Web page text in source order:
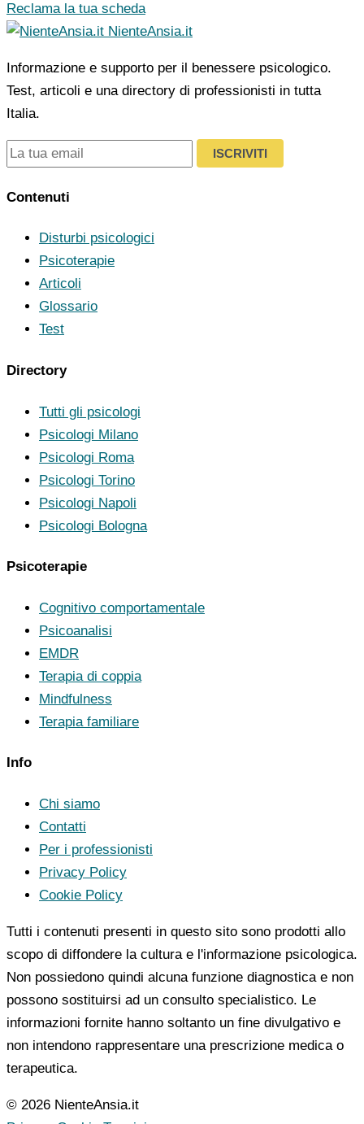
Reclama la tua scheda
NienteAnsia.it
Informazione e supporto per il benessere psicologico.
Test, articoli e una directory di professionisti in tutta
Italia.
ISCRIVITI
Contenuti
Disturbi psicologici
Psicoterapie
Articoli
Glossario
Test
Directory
Tutti gli psicologi
Psicologi Milano
Psicologi Roma
Psicologi Torino
Psicologi Napoli
Psicologi Bologna
Psicoterapie
Cognitivo comportamentale
Psicoanalisi
EMDR
Terapia di coppia
Mindfulness
Terapia familiare
Info
Chi siamo
Contatti
Per i professionisti
Privacy Policy
Cookie Policy
Tutti i contenuti presenti in questo sito sono prodotti allo
scopo di diffondere la cultura e l'informazione psicologica.
Non possiedono quindi alcuna funzione diagnostica e non
possono sostituirsi ad un consulto specialistico. Le
informazioni fornite hanno soltanto un fine divulgativo e
non intendono rappresentare una prescrizione medica o
terapeutica.
© 2026 NienteAnsia.it